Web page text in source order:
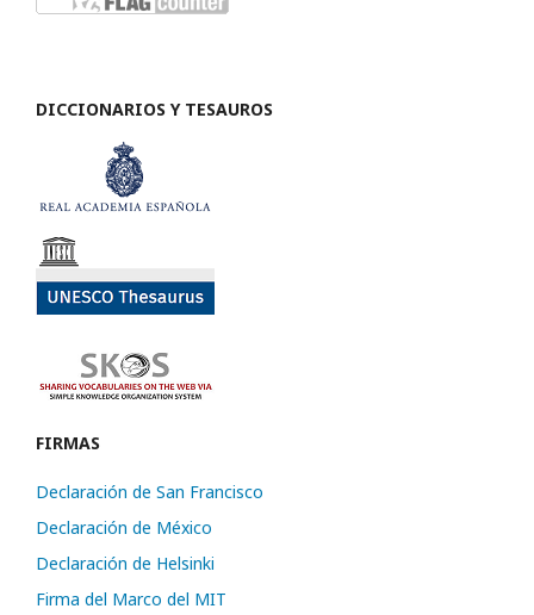
DICCIONARIOS Y TESAUROS
FIRMAS
Declaración de San Francisco
Declaración de México
Declaración de Helsinki
Firma del Marco del MIT